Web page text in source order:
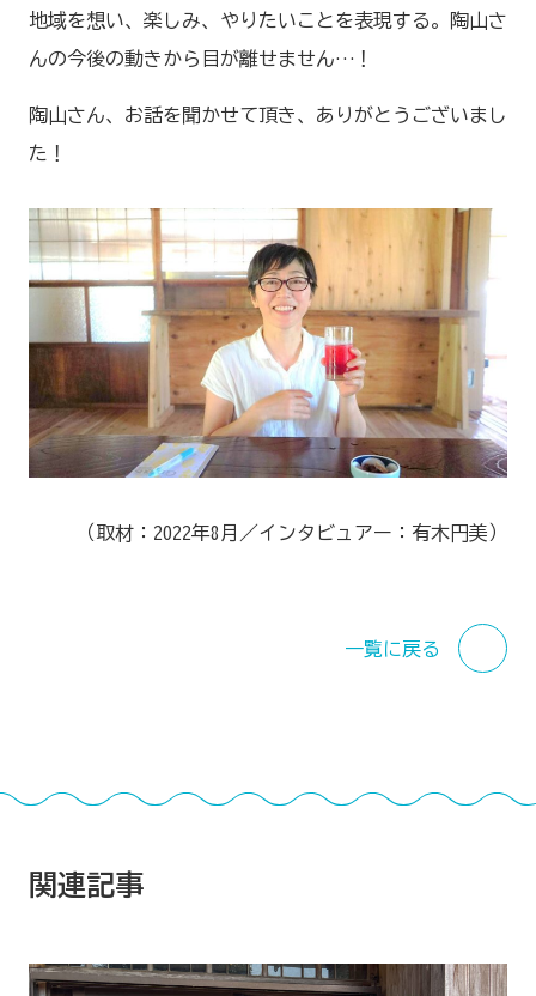
地域を想い、楽しみ、やりたいことを表現する。陶山さ
んの今後の動きから目が離せません…！
陶山さん、お話を聞かせて頂き、ありがとうございまし
た！
（取材：2022年8月／インタビュアー：有木円美）
一覧に戻る
関連記事